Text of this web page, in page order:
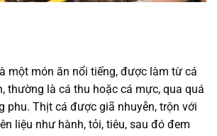
một món ăn nổi tiếng, được làm từ cá
thường là cá thu hoặc cá mực, qua quá
phu. Thịt cá được giã nhuyễn, trộn với
liệu như hành, tỏi, tiêu, sau đó đem